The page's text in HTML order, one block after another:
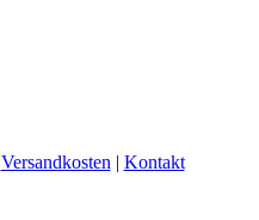
Versandkosten | Kontakt